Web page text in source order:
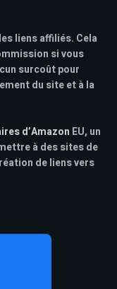
liens affiliés. Cela
si vous
surcoût pour
du site et à la
d’Amazon EU, un
à des sites de
de liens vers